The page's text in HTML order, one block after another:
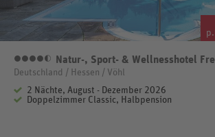
4,5 Sterne
Natur-, Sport- & Wellnesshotel
Deutschland / Hessen / Vöhl
2 Nächte, August - Dezember 2026
Doppelzimmer Classic, Halbpension